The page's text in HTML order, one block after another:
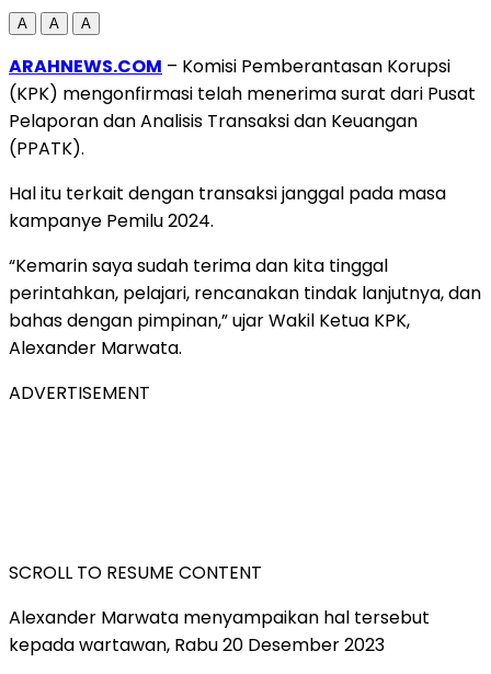
A A A
ARAHNEWS.COM – Komisi Pemberantasan Korupsi
(KPK) mengonfirmasi telah menerima surat dari Pusat
Pelaporan dan Analisis Transaksi dan Keuangan
(PPATK).
Hal itu terkait dengan transaksi janggal pada masa
kampanye Pemilu 2024.
“Kemarin saya sudah terima dan kita tinggal
perintahkan, pelajari, rencanakan tindak lanjutnya, dan
bahas dengan pimpinan,” ujar Wakil Ketua KPK,
Alexander Marwata.
ADVERTISEMENT
SCROLL TO RESUME CONTENT
Alexander Marwata menyampaikan hal tersebut
kepada wartawan, Rabu 20 Desember 2023